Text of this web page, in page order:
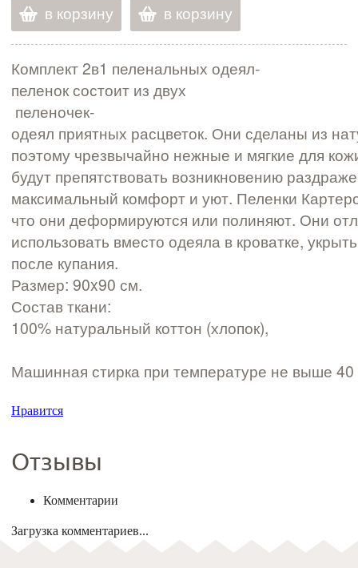
в корзину
в корзину
Комплект 2в1 пеленальных одеял-
пеленок состоит из двух
пеленочек-
одеял приятных расцветок. Они сделаны из
поэтому чрезвычайно нежные и мягкие для
будут препятствовать возникновению
максимальный комфорт и уют. Пеленки
что они деформируются или полиняют. Они
использовать вместо одеяла в кроватке,
после купания.
Размер: 90x90 см.
Состав ткани:
100% натуральный коттон (хлопок),
Машинная стирка при температуре не выше 40
Нравится
Отзывы
Комментарии
Загрузка комментариев...